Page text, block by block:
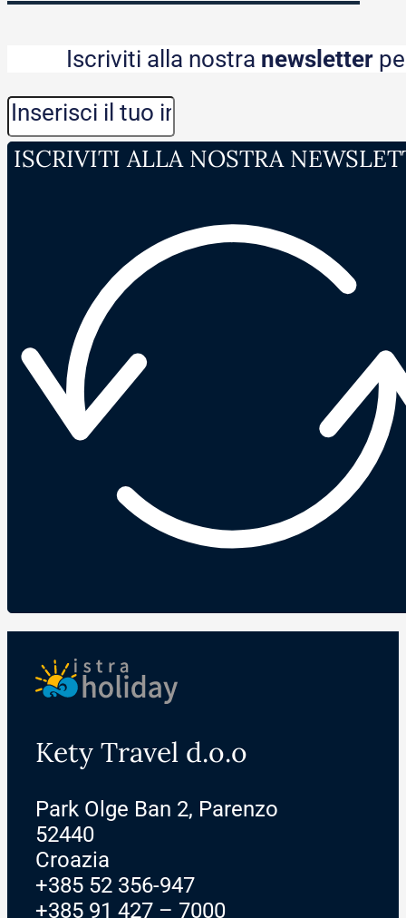
Iscriviti alla nostra newsletter
ISCRIVITI ALLA NOSTRA
Kety Travel d.o.o
Park Olge Ban 2, Parenzo
52440
Croazia
+385 52 356-947
+385 91 427 – 7000